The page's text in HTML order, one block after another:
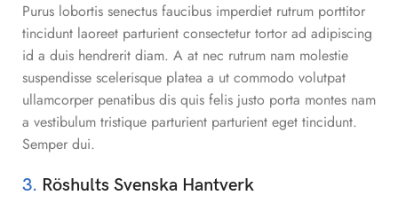
Purus lobortis senectus faucibus imperdiet rutrum porttitor
tincidunt laoreet parturient consectetur tortor ad adipiscing
id a duis hendrerit diam. A at nec rutrum nam molestie
suspendisse scelerisque platea a ut commodo volutpat
ullamcorper penatibus dis quis felis justo porta montes nam
a vestibulum tristique parturient parturient eget tincidunt.
Semper dui.
3. Röshults Svenska Hantverk